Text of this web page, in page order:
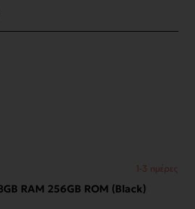
1-3 ημέρες
RAM 256GB ROM (Black)